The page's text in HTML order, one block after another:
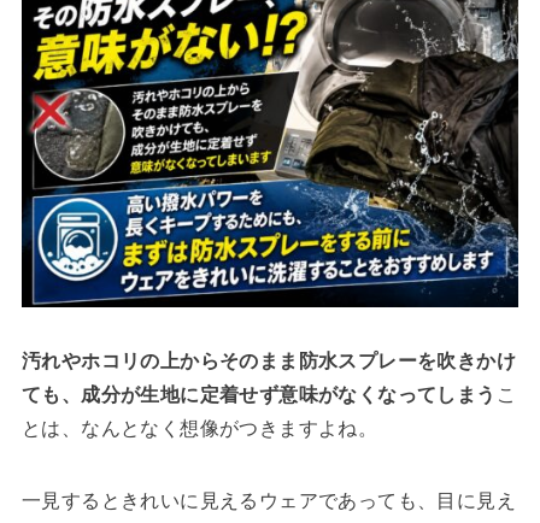
汚れやホコリの上からそのまま防水スプレーを吹きかけ
ても、成分が生地に定着せず意味がなくなってしまう こ
とは、なんとなく想像がつきますよね。
一見するときれいに見えるウェアであっても、目に見え